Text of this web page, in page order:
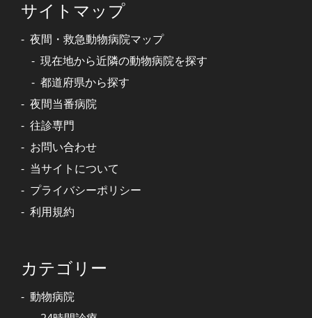
サイトマップ
夜間・救急動物病院マップ
現在地から近隣の動物病院を探す
都道府県から探す
夜間当番病院
往診専門
お問い合わせ
当サイトについて
プライバシーポリシー
利用規約
カテゴリー
動物病院